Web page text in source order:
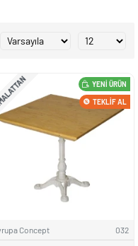
YENI ÜRÜN
TEKLIF AL
Concept 032